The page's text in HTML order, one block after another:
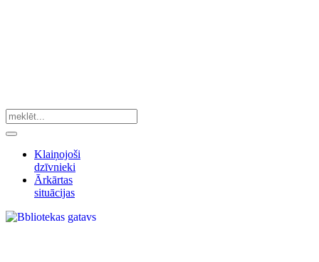
Klaiņojoši
dzīvnieki
Ārkārtas
situācijas